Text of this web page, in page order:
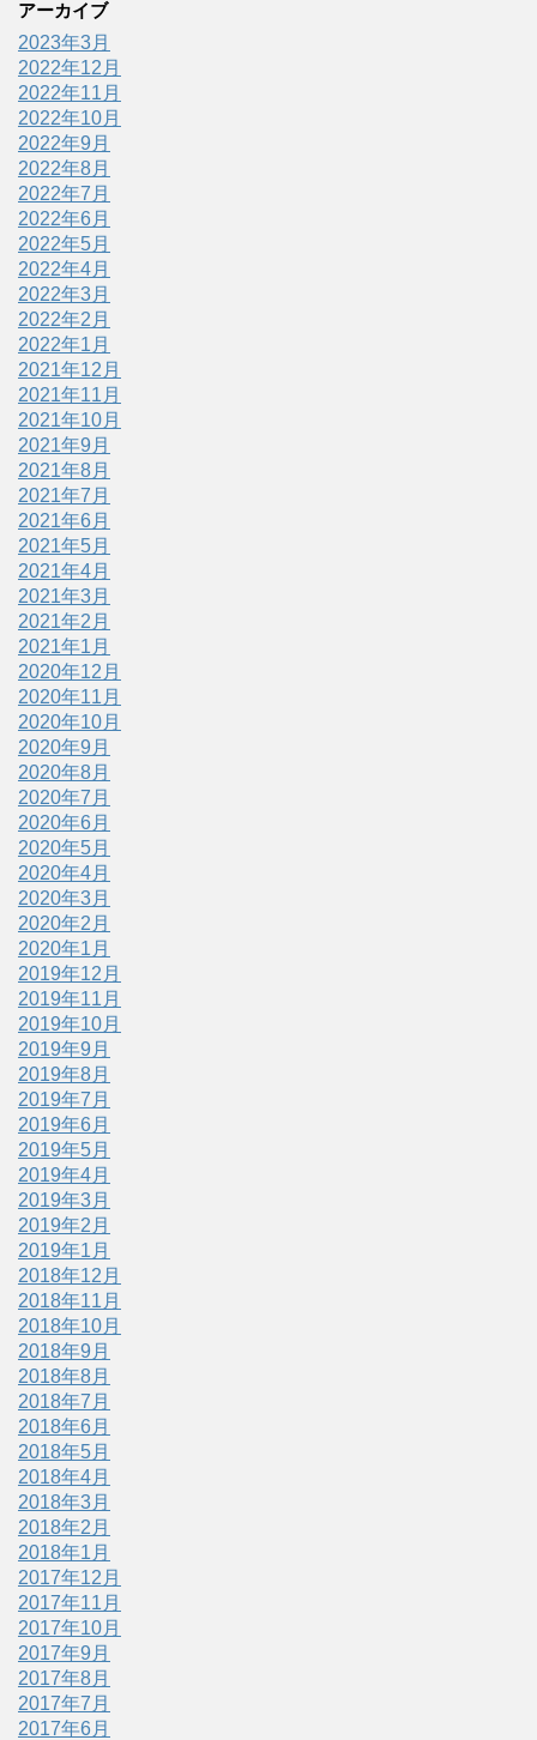
アーカイブ
2023年3月
2022年12月
2022年11月
2022年10月
2022年9月
2022年8月
2022年7月
2022年6月
2022年5月
2022年4月
2022年3月
2022年2月
2022年1月
2021年12月
2021年11月
2021年10月
2021年9月
2021年8月
2021年7月
2021年6月
2021年5月
2021年4月
2021年3月
2021年2月
2021年1月
2020年12月
2020年11月
2020年10月
2020年9月
2020年8月
2020年7月
2020年6月
2020年5月
2020年4月
2020年3月
2020年2月
2020年1月
2019年12月
2019年11月
2019年10月
2019年9月
2019年8月
2019年7月
2019年6月
2019年5月
2019年4月
2019年3月
2019年2月
2019年1月
2018年12月
2018年11月
2018年10月
2018年9月
2018年8月
2018年7月
2018年6月
2018年5月
2018年4月
2018年3月
2018年2月
2018年1月
2017年12月
2017年11月
2017年10月
2017年9月
2017年8月
2017年7月
2017年6月